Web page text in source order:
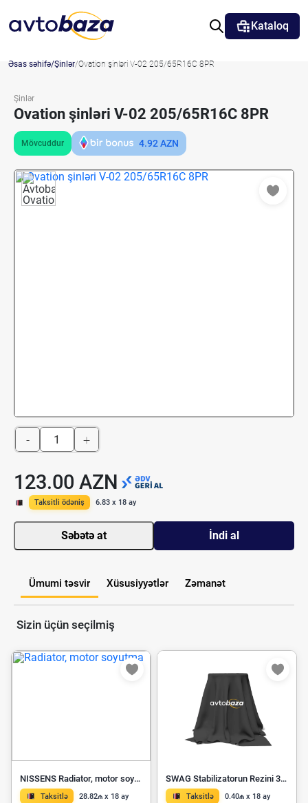
Kataloq
Əsas səhifə Şinlər Ovation şinləri V-02 205/65R16C 8PR
Şinlər
Ovation şinləri V-02 205/65R16C 8PR
Mövcuddur 4.92AZN
- +
123.00 AZN
Taksitli ödəniş 6.83 x 18 ay
Səbətə at İndi al
Ümumi təsvir Xüsusiyyətlər Zəmanət
Sizin üçün seçilmiş
NISSENS Radiator, motor soyutma 64660
Taksitlə 28.82₼ x 18 ay
SWAG Stabilizatorun Rezini 30 92 7640
Taksitlə 0.40₼ x 18 ay